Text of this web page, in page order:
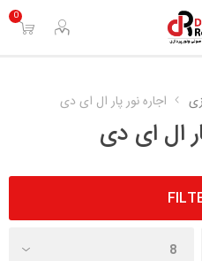
0
اجاره نور پار ال ای دی
ال ای دی